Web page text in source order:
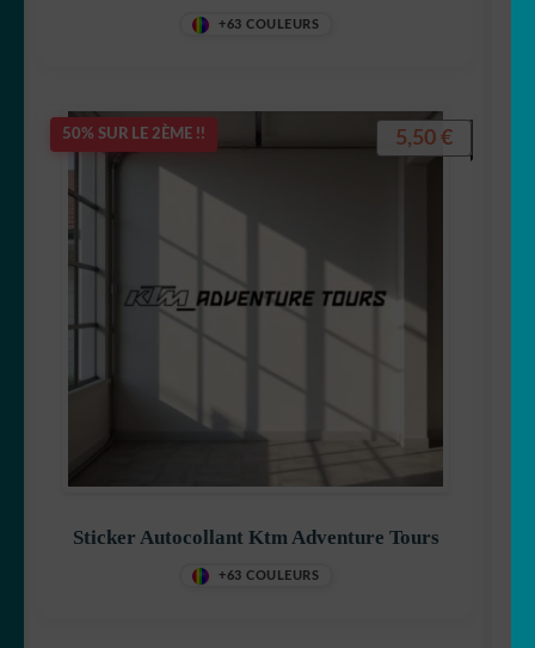
+63 COULEURS
50% SUR LE 2ÈME !!
Sticker Autocollant Ktm Adventure Tours
+63 COULEURS
5,50 €